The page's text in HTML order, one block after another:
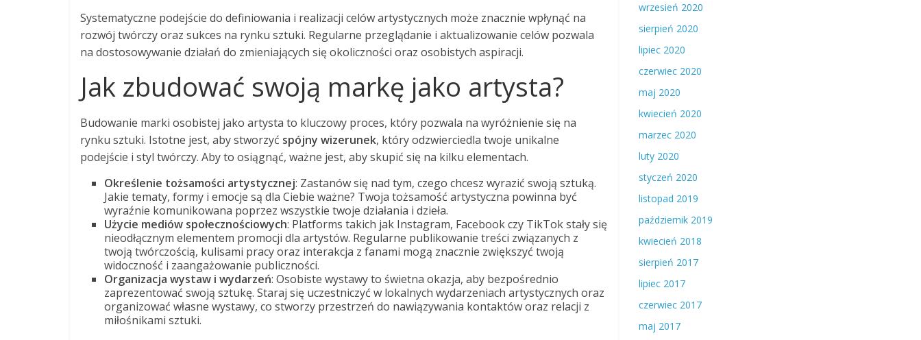
Systematyczne podejście do definiowania i realizacji celów artystycznych może znacznie wpłynąć na
rozwój twórczy oraz sukces na rynku sztuki. Regularne przeglądanie i aktualizowanie celów pozwala
na dostosowywanie działań do zmieniających się okoliczności oraz osobistych aspiracji.
Jak zbudować swoją markę jako artysta?
Budowanie marki osobistej jako artysta to kluczowy proces, który pozwala na wyróżnienie się na
rynku sztuki. Istotne jest, aby stworzyć spójny wizerunek, który odzwierciedla twoje unikalne
podejście i styl twórczy. Aby to osiągnąć, ważne jest, aby skupić się na kilku elementach.
Określenie tożsamości artystycznej: Zastanów się nad tym, czego chcesz wyrazić swoją sztuką.
Jakie tematy, formy i emocje są dla Ciebie ważne? Twoja tożsamość artystyczna powinna być
wyraźnie komunikowana poprzez wszystkie twoje działania i dzieła.
Użycie mediów społecznościowych: Platforms takich jak Instagram, Facebook czy TikTok stały się
nieodłącznym elementem promocji dla artystów. Regularne publikowanie treści związanych z
twoją twórczością, kulisami pracy oraz interakcja z fanami mogą znacznie zwiększyć twoją
widoczność i zaangażowanie publiczności.
Organizacja wystaw i wydarzeń: Osobiste wystawy to świetna okazja, aby bezpośrednio
zaprezentować swoją sztukę. Staraj się uczestniczyć w lokalnych wydarzeniach artystycznych oraz
organizować własne wystawy, co stworzy przestrzeń do nawiązywania kontaktów oraz relacji z
miłośnikami sztuki.
wrzesień 2020
sierpień 2020
lipiec 2020
czerwiec 2020
maj 2020
kwiecień 2020
marzec 2020
luty 2020
styczeń 2020
listopad 2019
październik 2019
kwiecień 2018
sierpień 2017
lipiec 2017
czerwiec 2017
maj 2017